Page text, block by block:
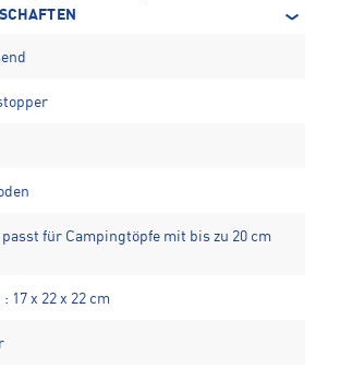
für Campingtöpfe mit bis zu 20 cm
: 17 x 22 x 22 cm